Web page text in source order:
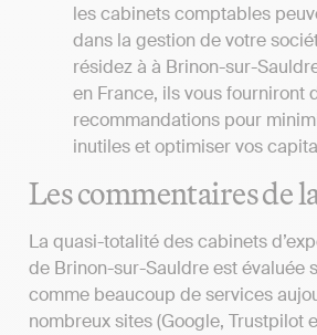
les cabinets comptables
dans la gestion de votre
résidez à à Brinon-sur-
en France, ils vous fourniront
recommandations pour
inutiles et optimiser vos
Les commentaires de
La quasi-totalité des cabinets
de Brinon-sur-Sauldre est évaluée
comme beaucoup de services
nombreux sites (Google, Trustpilot